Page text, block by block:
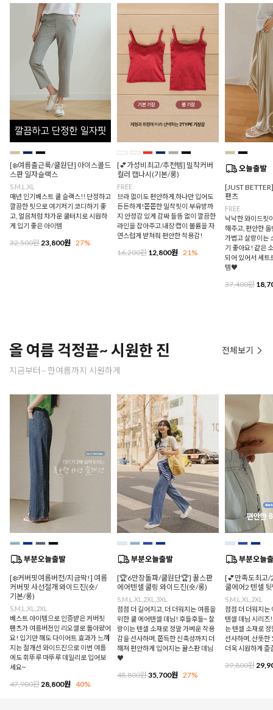
[❄️여름출근룩/쿨원단] 아이스콜드
스판 일자슬랙스
S,M,L,XL
매년 인기베스트 쿨 슬랙스!! 단정하고
깔끔한 핏으로 여기저기 코디하기 좋
고, 얼음처럼 차가운 쿨터치로 시원하
게 입기 좋은 아이템
32,500원 23,800원 27%
[💕가성비최고/추천템] 밀착커버
컬러 캡나시(기본/롱)
FREE
브라 없이도 편안하게,하나만 입어도
든든하게!쫀쫀한 밀착핏이 부유방까
지 안정감 있게 감싸 들뜸 없이 깔끔한
라인을 잡아주고,내장 캡이 볼륨을 자
연스럽게 받쳐줘 편안한 착용감!
16,200원12,800원 21%
[JUST
팬츠
FREE
낙낙한 와이드핏
해주고, 편안한
가볍고 살랑이는
기 좋아요! 같은
되어 있어서 세트
템♥
37,400원
올 여름 걱정끝~ 시원한 진
지금부터~ 한여름까지 시원하게
전체보기
[❄️커버핏여름버전/지금딱!] 여름
커버핏 사선절개 와이드진(숏/
기본/롱)
S,M,L,XL,2XL
베스트 아이템으로 인증받은 커버핏
팬츠가 여름버전인 리오셀로 돌아왔어
요! 입기만 해도 다이어트 효과가 느껴
지는 절개선 와이드진으로 이번 여름
에도 휘뚜루 마뚜루 데일리로 입어보
세요~
47,900원 28,800원 40%
[🏆6만장돌파/쿨원단🏆] 꿀스판
에어텐셀 쿨링 와이드진(숏/롱)
S,M,L,XL,2XL,3XL
점점 더 길어지고, 더 더워지는 여름을
위한 쿨 에어텐셀 데님! 후들후들~ 찰
랑이는 텐셀 소재로 정말 가벼운 착용
감을 선사하며, 쫀득한 신축성까지 더
해져 편안하게 입어지는 꿀스판 데님
♥
48,800원35,700원 27%
[💕만족도최고/
쿨에어2 텐셀
S,M,L,XL,2XL
점점 더 더워지는
텐셀 데님 시리즈
는 텐셀 소재로
선사하며, 산뜻한
더욱 시원하게
39,800원